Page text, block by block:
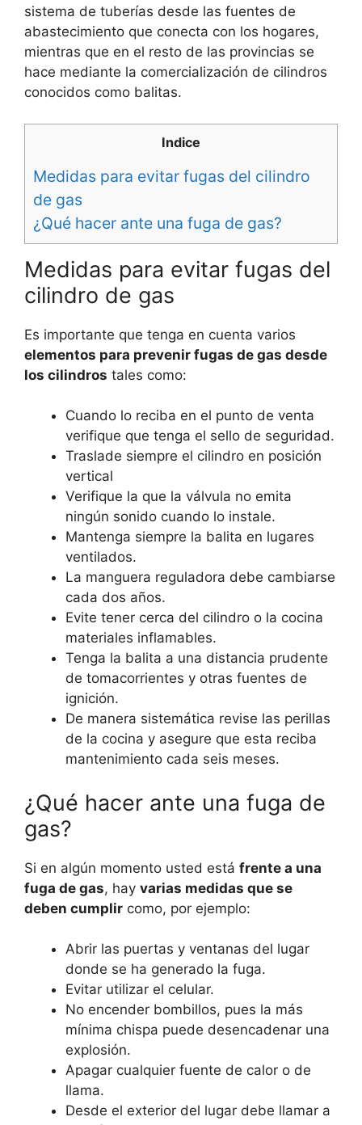
sistema de tuberías desde las fuentes de
abastecimiento que conecta con los hogares,
mientras que en el resto de las provincias se
hace mediante la comercialización de cilindros
conocidos como balitas.
Indice
Medidas para evitar fugas del cilindro
de gas
¿Qué hacer ante una fuga de gas?
Medidas para evitar fugas del
cilindro de gas
Es importante que tenga en cuenta varios
elementos para prevenir fugas de gas desde
los cilindros tales como:
Cuando lo reciba en el punto de venta
verifique que tenga el sello de seguridad.
Traslade siempre el cilindro en posición
vertical
Verifique la que la válvula no emita
ningún sonido cuando lo instale.
Mantenga siempre la balita en lugares
ventilados.
La manguera reguladora debe cambiarse
cada dos años.
Evite tener cerca del cilindro o la cocina
materiales inflamables.
Tenga la balita a una distancia prudente
de tomacorrientes y otras fuentes de
ignición.
De manera sistemática revise las perillas
de la cocina y asegure que esta reciba
mantenimiento cada seis meses.
¿Qué hacer ante una fuga de
gas?
Si en algún momento usted está frente a una
fuga de gas, hay varias medidas que se
deben cumplir como, por ejemplo:
Abrir las puertas y ventanas del lugar
donde se ha generado la fuga.
Evitar utilizar el celular.
No encender bombillos, pues la más
mínima chispa puede desencadenar una
explosión.
Apagar cualquier fuente de calor o de
llama.
Desde el exterior del lugar debe llamar a